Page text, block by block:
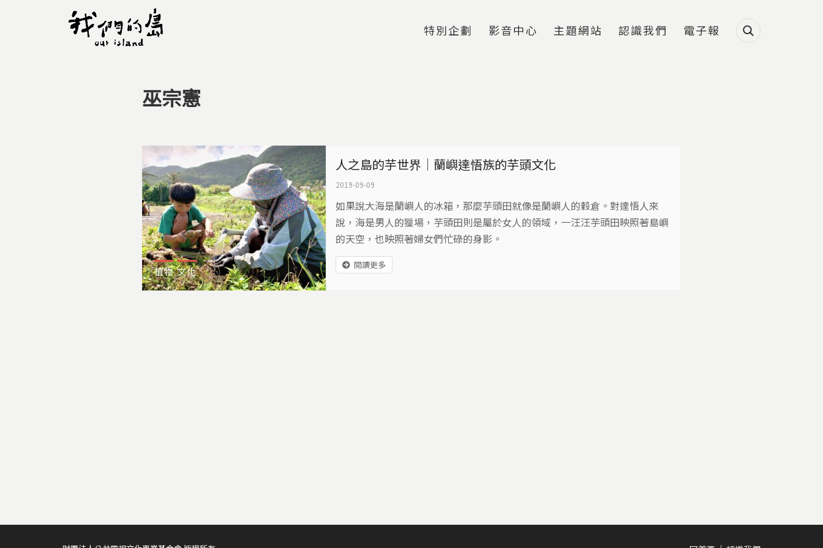
特別企劃 影音中心 主題網站 認識我們 電子報
您在這裡
巫宗憲
植物 文化
人之島的芋世界｜蘭嶼達悟族的芋頭文化
2019-09-09
如果說大海是蘭嶼人的冰箱，那麼芋頭田就像是蘭嶼人的穀倉。對達悟人來
說，海是男人的獵場，芋頭田則是屬於女人的領域，一汪汪芋頭田映照著島嶼
的天空，也映照著婦女們忙碌的身影。
閱讀更多